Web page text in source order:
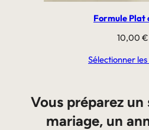
Formule Plat
10,00 €
Sélectionner
Vous préparez un
mariage, un